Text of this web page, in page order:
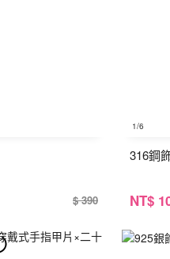
$ 390
1/6
316鋼
NT$